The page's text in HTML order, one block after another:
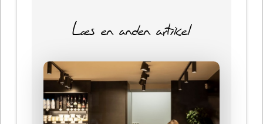
Læs en anden artikel